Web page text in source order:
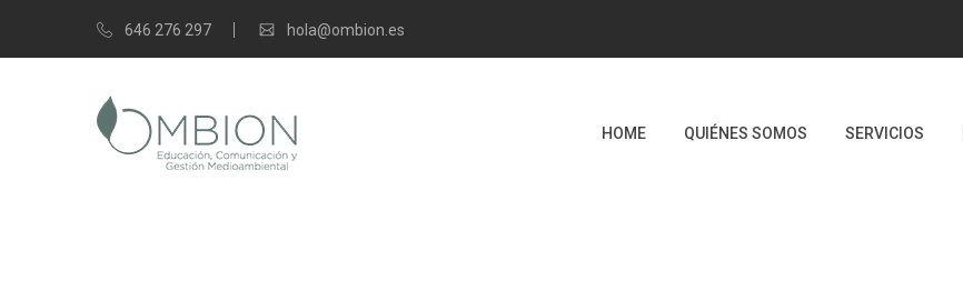
646 276 297 hola@ombion.es
HOME QUIÉNES SOMOS SERVICIOS